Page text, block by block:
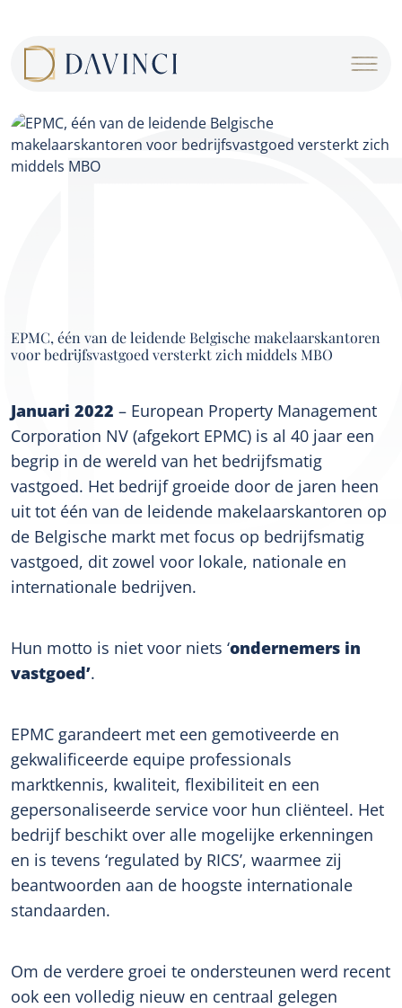
EPMC, één van de leidende Belgische makelaarskantoren
voor bedrijfsvastgoed versterkt zich middels MBO
Januari 2022 – European Property Management
Corporation NV (afgekort EPMC) is al 40 jaar een
begrip in de wereld van het bedrijfsmatig
vastgoed. Het bedrijf groeide door de jaren heen
uit tot één van de leidende makelaarskantoren op
de Belgische markt met focus op bedrijfsmatig
vastgoed, dit zowel voor lokale, nationale en
internationale bedrijven.
Hun motto is niet voor niets ‘ondernemers in
vastgoed’.
EPMC garandeert met een gemotiveerde en
gekwalificeerde equipe professionals
marktkennis, kwaliteit, flexibiliteit en een
gepersonaliseerde service voor hun cliënteel. Het
bedrijf beschikt over alle mogelijke erkenningen
en is tevens ‘regulated by RICS’, waarmee zij
beantwoorden aan de hoogste internationale
standaarden.
Om de verdere groei te ondersteunen werd recent
ook een volledig nieuw en centraal gelegen